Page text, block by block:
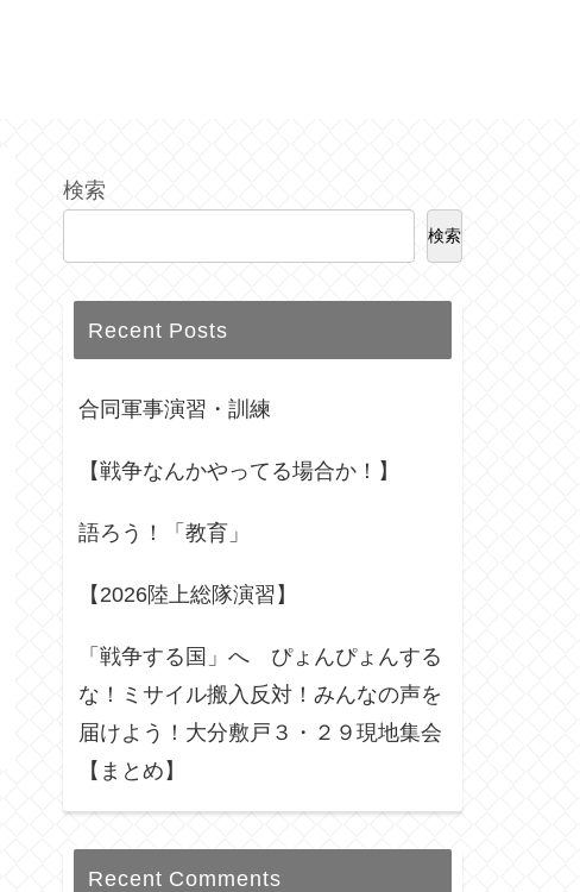
検索
検索
Recent Posts
合同軍事演習・訓練
【戦争なんかやってる場合か！】
語ろう！「教育」
【2026陸上総隊演習】
「戦争する国」へ ぴょんぴょんする
な！ミサイル搬入反対！みんなの声を
届けよう！大分敷戸３・２９現地集会
【まとめ】
Recent Comments